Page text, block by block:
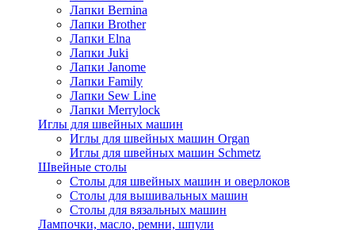
Лапки Bernina
Лапки Brother
Лапки Elna
Лапки Juki
Лапки Janome
Лапки Family
Лапки Sew Line
Лапки Merrylock
Иглы для швейных машин
Иглы для швейных машин Organ
Иглы для швейных машин Schmetz
Швейные столы
Столы для швейных машин и оверлоков
Столы для вышивальных машин
Столы для вязальных машин
Лампочки, масло, ремни, шпули